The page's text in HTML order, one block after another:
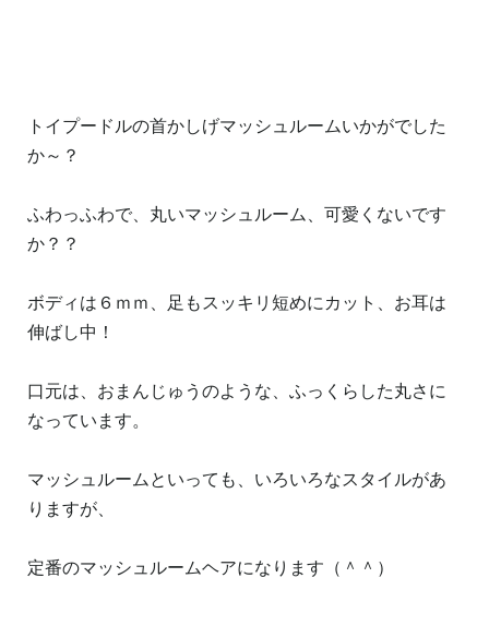
トイプードルの首かしげマッシュルームいかがでした
か～？
ふわっふわで、丸いマッシュルーム、可愛くないです
か？？
ボディは６ｍｍ、足もスッキリ短めにカット、お耳は
伸ばし中！
口元は、おまんじゅうのような、ふっくらした丸さに
なっています。
マッシュルームといっても、いろいろなスタイルがあ
りますが、
定番のマッシュルームヘアになります（＾＾）